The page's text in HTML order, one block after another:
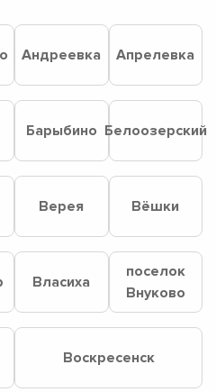
Андреевка Апрелевка
Барыбино Белоозерский
Верея Вёшки
Власиха
поселок
Внуково
Воскресенск